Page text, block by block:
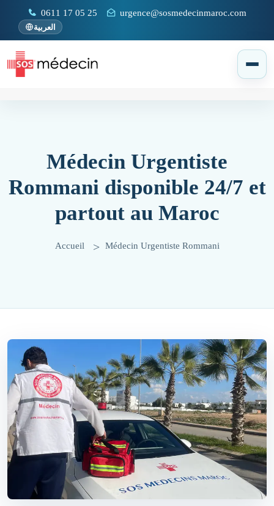
0611 17 05 25 urgence@sosmedecinmaroc.com
العربية
Médecin Urgentiste
Rommani disponible 24/7 et
partout au Maroc
Accueil Médecin Urgentiste Rommani